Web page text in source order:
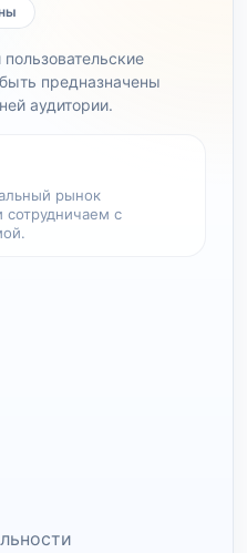
предназначены
аудитории.
рынок
сотрудничаем с